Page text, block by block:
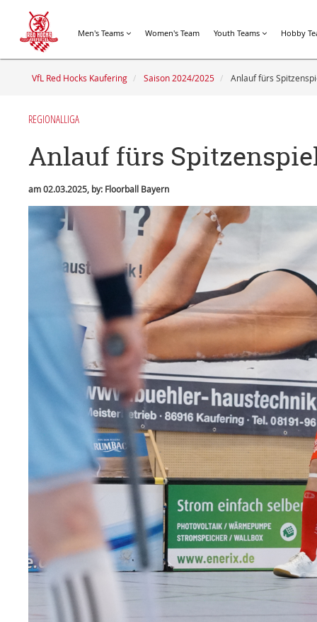
Men's Teams Women's Team Youth Teams Hobby
VfL Red Hocks Kaufering Saison 2024/2025 Anlauf fürs
REGIONALLIGA
Anlauf fürs
am 02.03.2025, by: Floorball Bayern